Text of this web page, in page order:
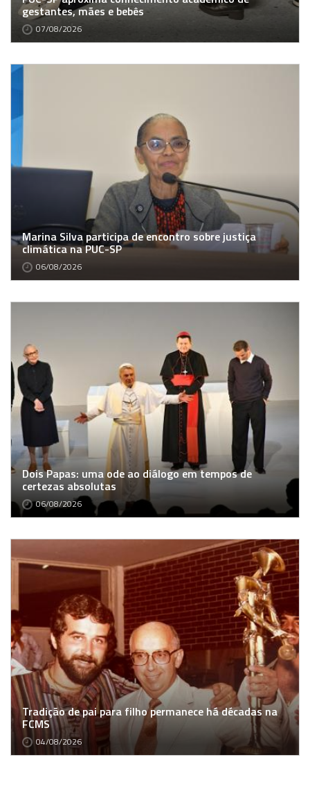
gestantes, mães e bebês
07/08/2026
Marina Silva participa de encontro sobre justiça
climática na PUC-SP
06/08/2026
Dois Papas: uma ode ao diálogo em tempos de
certezas absolutas
06/08/2026
Tradição de pai para filho permanece há décadas na
FCMS
04/08/2026